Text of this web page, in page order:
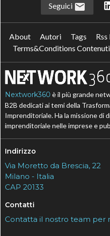
Seguici
About Autori Tags Rss
Terms&Conditions
Nextwork360 è il più grande
B2B dedicati ai temi della
Imprenditoriale. Ha la missione di
imprenditoriale nelle imprese e
Indirizzo
Via Moretto da Brescia, 22
Milano - Italia
CAP 20133
Contatti
Contatta il nostro team per